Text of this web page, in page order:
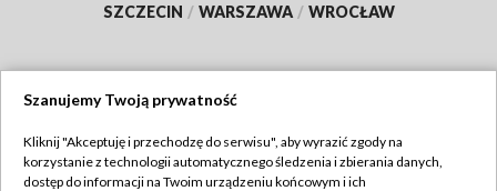
SZCZECIN / WARSZAWA / WROCŁAW
TVP
Szanujemy Twoją prywatność
Kliknij "Akceptuję i przechodzę do serwisu", aby wyrazić zgody na
korzystanie z technologii automatycznego śledzenia i zbierania danych,
dostęp do informacji na Twoim urządzeniu końcowym i ich